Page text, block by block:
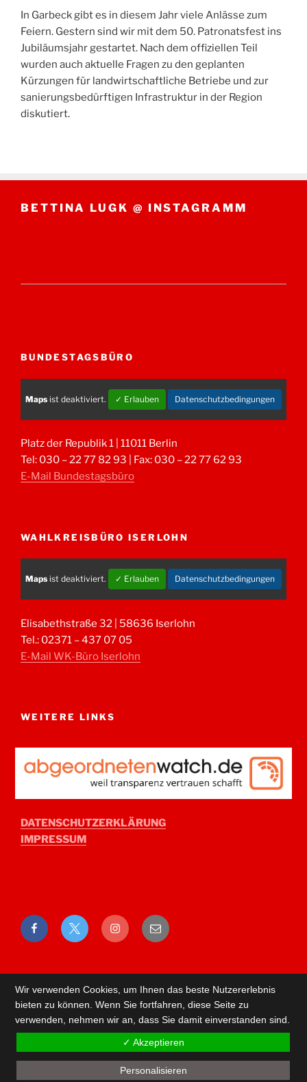
In Garbeck gibt es in diesem Jahr viele Anlässe zum
Feiern. Gestern sind wir mit dem 50. Patronatsfest ins
Jubiläumsjahr gestartet. Nach dem offiziellen Teil
wurden auch aktuelle Fragen zu den geplanten
Kürzungen für landwirtschaftliche Betriebe und zur
sanierungsbedürftigen Infrastruktur in der Region
diskutiert.
BETTINA LUGK @ INSTAGRAMM
BUNDESTAGSBÜRO
Maps ist deaktiviert. ✓ Erlauben Datenschutzbedingungen
Platz der Republik 1 | 11011 Berlin
Tel: 030 – 22 77 82 93 | Fax: 030 – 22 77 62 93
E-Mail Bundestagsbüro
WAHLKREISBÜRO ISERLOHN
Maps ist deaktiviert. ✓ Erlauben Datenschutzbedingungen
Elisabethstraße 32 | 58636 Iserlohn
Tel.: 02371 – 437 07 05
E-Mail WK-Büro Iserlohn
WEITERE LINKS
DATENSCHUTZERKLÄRUNG
IMPRESSUM
FacebookTwitter Instagram
E-
Mail
Wir verwenden Cookies, um Ihnen das beste Nutzererlebnis
bieten zu können. Wenn Sie fortfahren, diese Seite zu
verwenden, nehmen wir an, dass Sie damit einverstanden sind.
✓ Akzeptieren
Personalisieren